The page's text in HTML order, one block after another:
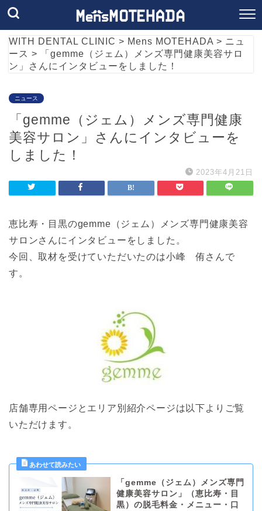
WITH DENTAL CLINIC > Mens MOTEHADA > ニュ
ース >
「gemme（ジェム）メンズ専門健康美容サロ
ン」さんにインタビューをしました！
ニュース
「gemme（ジェム）メンズ専門健康
美容サロン」さんにインタビューを
しました！
2023年4月21日
恵比寿・目黒のgemme（ジェム）メンズ専門健康美容
サロンさんにインタビューをしました。
今回、取材を受けていただいたのは小峰 侑さんで
す。
店舗専用ページとエリア別紹介ページは以下よりご覧
いただけます。
「gemme（ジェム）メンズ専門
健康美容サロン」（恵比寿・目
黒）の脱毛料金・メニュー・口